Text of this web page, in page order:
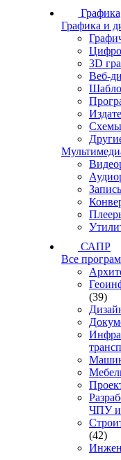
Графика и
3D
Веб-
САПР
Все
(39)
ЧПУ и
(42)